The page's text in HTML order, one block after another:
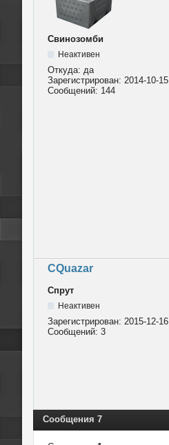
Свинозомби
Неактивен
Откуда: да
Зарегистрирован: 2014-10-15
Сообщений: 144
CQuazar
Спрут
Неактивен
Зарегистрирован: 2015-12-16
Сообщений: 3
Сообщения 7